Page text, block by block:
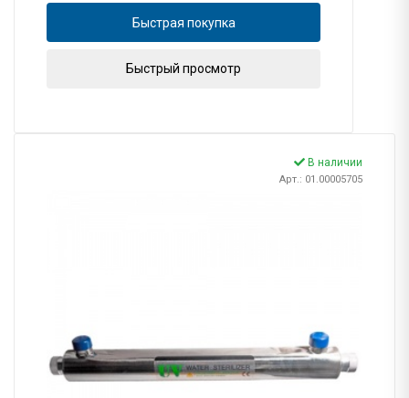
Быстрая покупка
Быстрый просмотр
В наличии
Арт.: 01.00005705